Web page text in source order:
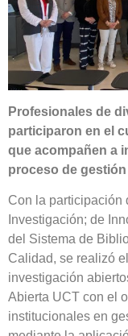
Profesionales de
participaron en el
que acompañen a
proceso de
Con la participación
Investigación; de
del Sistema de
Calidad, se realizó
investigación
Abierta UCT con el
institucionales en